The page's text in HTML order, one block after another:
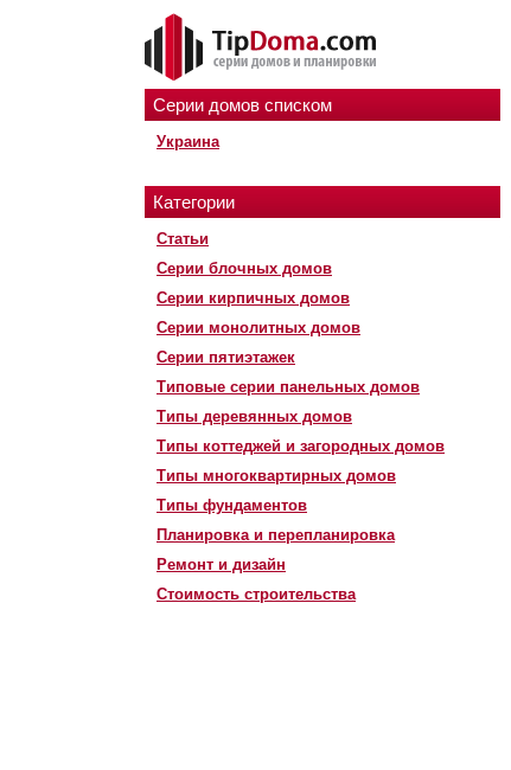
Серии домов списком
Украина
Категории
Статьи
Серии блочных домов
Серии кирпичных домов
Серии монолитных домов
Серии пятиэтажек
Типовые серии панельных домов
Типы деревянных домов
Типы коттеджей и загородных домов
Типы многоквартирных домов
Типы фундаментов
Планировка и перепланировка
Ремонт и дизайн
Стоимость строительства